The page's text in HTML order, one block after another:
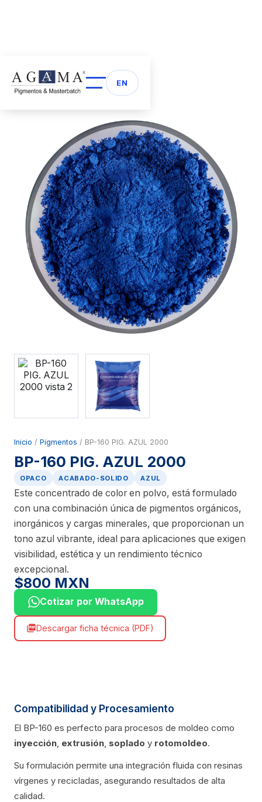
EN
arrow_back Volver a Pigmentos
Inicio / Pigmentos / BP-160 PIG. AZUL 2000
BP-160 PIG. AZUL 2000
OPACO ACABADO-SOLIDO AZUL
Este concentrado de color en polvo, está formulado
con una combinación única de pigmentos orgánicos,
inorgánicos y cargas minerales, que proporcionan un
tono azul vibrante, ideal para aplicaciones que exigen
visibilidad, estética y un rendimiento técnico
excepcional.
$800 MXN
Cotizar por WhatsApp
picture_as_pdfDescargar ficha técnica (PDF)
Compatibilidad y Procesamiento
El BP-160 es perfecto para procesos de moldeo como
inyección, extrusión, soplado y rotomoldeo.
Su formulación permite una integración fluida con resinas
vírgenes y recicladas, asegurando resultados de alta
calidad.